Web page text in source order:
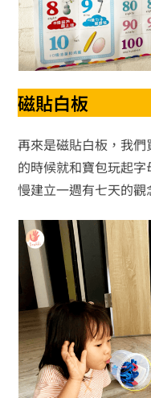
磁貼白板
再來是磁貼白板，我
的時候就和寶包玩起
慢建立一週有七天的觀